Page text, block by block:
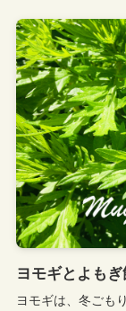
ヨモギとよもぎ
ヨモギは、冬ごも